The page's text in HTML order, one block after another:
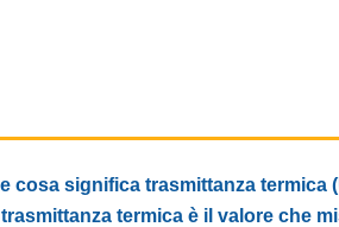
cosa significa trasmittanza termica
trasmittanza termica è il valore che